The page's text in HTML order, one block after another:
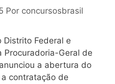
Por concursosbrasil
Distrito Federal e
Procuradoria-Geral de
a abertura do
contratação de